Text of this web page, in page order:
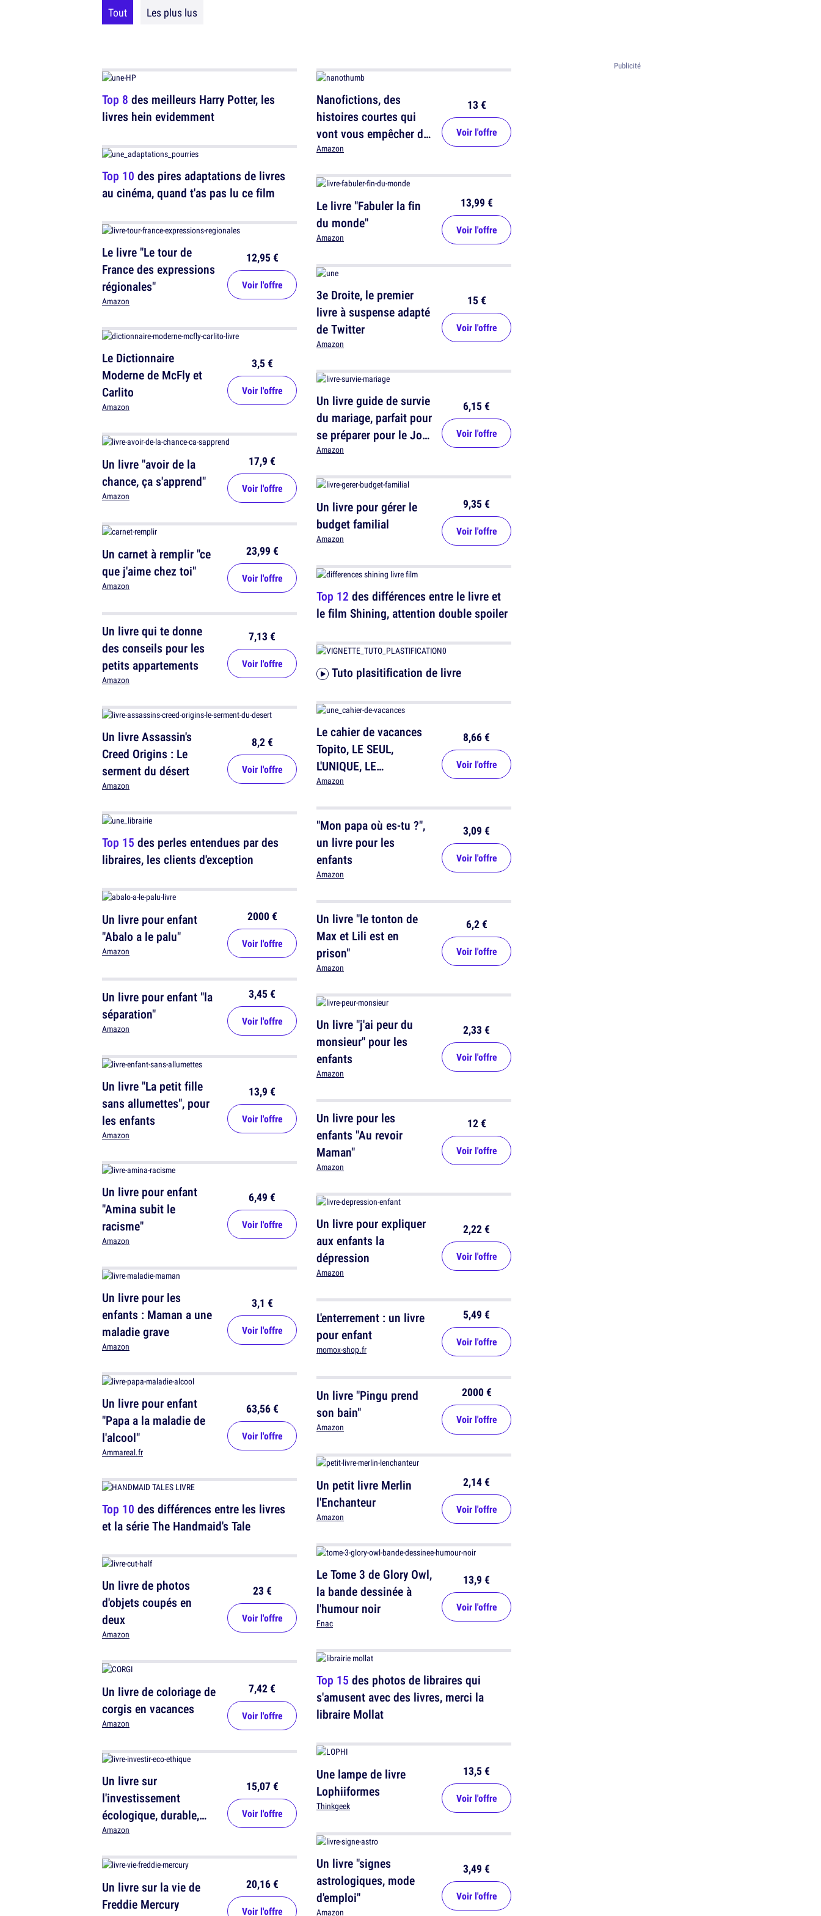
Tout Les plus lus
Top 8 des meilleurs Harry Potter, les
livres hein evidemment
Top 10 des pires adaptations de livres
au cinéma, quand t'as pas lu ce film
Le livre "Le tour de
France des expressions
régionales"
Amazon
12,95 €
Voir l'offre
Le Dictionnaire
Moderne de McFly et
Carlito
Amazon
3,5 €
Voir l'offre
Un livre "avoir de la
chance, ça s'apprend"
Amazon
17,9 €
Voir l'offre
Un carnet à remplir "ce
que j'aime chez toi"
Amazon
23,99 €
Voir l'offre
Un livre qui te donne
des conseils pour les
petits appartements
Amazon
7,13 €
Voir l'offre
Un livre Assassin's
Creed Origins : Le
serment du désert
Amazon
8,2 €
Voir l'offre
Top 15 des perles entendues par des
libraires, les clients d'exception
Un livre pour enfant
"Abalo a le palu"
Amazon
2000 €
Voir l'offre
Un livre pour enfant "la
séparation"
Amazon
3,45 €
Voir l'offre
Un livre "La petit fille
sans allumettes", pour
les enfants
Amazon
13,9 €
Voir l'offre
Un livre pour enfant
"Amina subit le
racisme"
Amazon
6,49 €
Voir l'offre
Un livre pour les
enfants : Maman a une
maladie grave
Amazon
3,1 €
Voir l'offre
Un livre pour enfant
"Papa a la maladie de
l'alcool"
Ammareal.fr
63,56 €
Voir l'offre
Top 10 des différences entre les livres
et la série The Handmaid's Tale
Un livre de photos
d'objets coupés en
deux
Amazon
23 €
Voir l'offre
Un livre de coloriage de
corgis en vacances
Amazon
7,42 €
Voir l'offre
Un livre sur
l'investissement
écologique, durable,
éthique et sociale
Amazon
15,07 €
Voir l'offre
Un livre sur la vie de
Freddie Mercury
20,16 €
Voir l'offre
Nanofictions, des
histoires courtes qui
vont vous empêcher de
dormir
Amazon
13 €
Voir l'offre
Le livre "Fabuler la fin
du monde"
Amazon
13,99 €
Voir l'offre
3e Droite, le premier
livre à suspense adapté
de Twitter
Amazon
15 €
Voir l'offre
Un livre guide de survie
du mariage, parfait pour
se préparer pour le Jour
J
Amazon
6,15 €
Voir l'offre
Un livre pour gérer le
budget familial
Amazon
9,35 €
Voir l'offre
Top 12 des différences entre le livre et
le film Shining, attention double spoiler
Tuto plasitification de livre
Le cahier de vacances
Topito, LE SEUL,
L'UNIQUE, LE
MERVEILLEUX
Amazon
8,66 €
Voir l'offre
"Mon papa où es-tu ?",
un livre pour les
enfants
Amazon
3,09 €
Voir l'offre
Un livre "le tonton de
Max et Lili est en
prison"
Amazon
6,2 €
Voir l'offre
Un livre "j'ai peur du
monsieur" pour les
enfants
Amazon
2,33 €
Voir l'offre
Un livre pour les
enfants "Au revoir
Maman"
Amazon
12 €
Voir l'offre
Un livre pour expliquer
aux enfants la
dépression
Amazon
2,22 €
Voir l'offre
L'enterrement : un livre
pour enfant
momox-shop.fr
5,49 €
Voir l'offre
Un livre "Pingu prend
son bain"
Amazon
2000 €
Voir l'offre
Un petit livre Merlin
l'Enchanteur
Amazon
2,14 €
Voir l'offre
Le Tome 3 de Glory Owl,
la bande dessinée à
l'humour noir
Fnac
13,9 €
Voir l'offre
Top 15 des photos de libraires qui
s'amusent avec des livres, merci la
libraire Mollat
Une lampe de livre
Lophiiformes
Thinkgeek
13,5 €
Voir l'offre
Un livre "signes
astrologiques, mode
d'emploi"
Amazon
3,49 €
Voir l'offre